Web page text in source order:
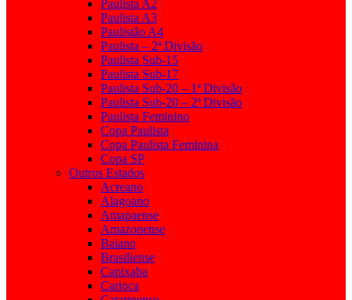
Paulista A2
Paulista A3
Paulistão A4
Paulista – 2ª Divisão
Paulista Sub-15
Paulista Sub-17
Paulista Sub-20 – 1ª Divisão
Paulista Sub-20 – 2ª Divisão
Paulista Feminino
Copa Paulista
Copa Paulista Feminina
Copa SP
Outros Estados
Acreano
Alagoano
Amapaense
Amazonense
Baiano
Brasiliense
Capixaba
Carioca